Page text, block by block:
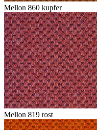
Mellon 860 kupfer
Mellon 819 rost